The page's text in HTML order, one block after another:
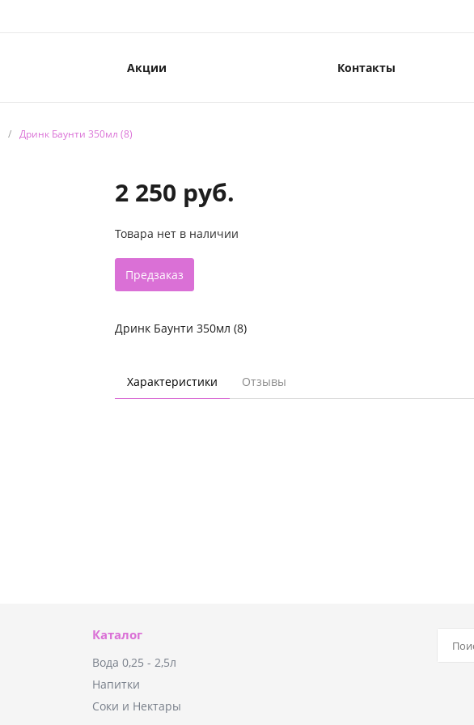
Акции Контакты
/ Дринк Баунти 350мл (8)
2 250 руб.
Товара нет в наличии
Предзаказ
Дринк Баунти 350мл (8)
Характеристики Отзывы
Каталог
Вода 0,25 - 2,5л
Напитки
Соки и Нектары